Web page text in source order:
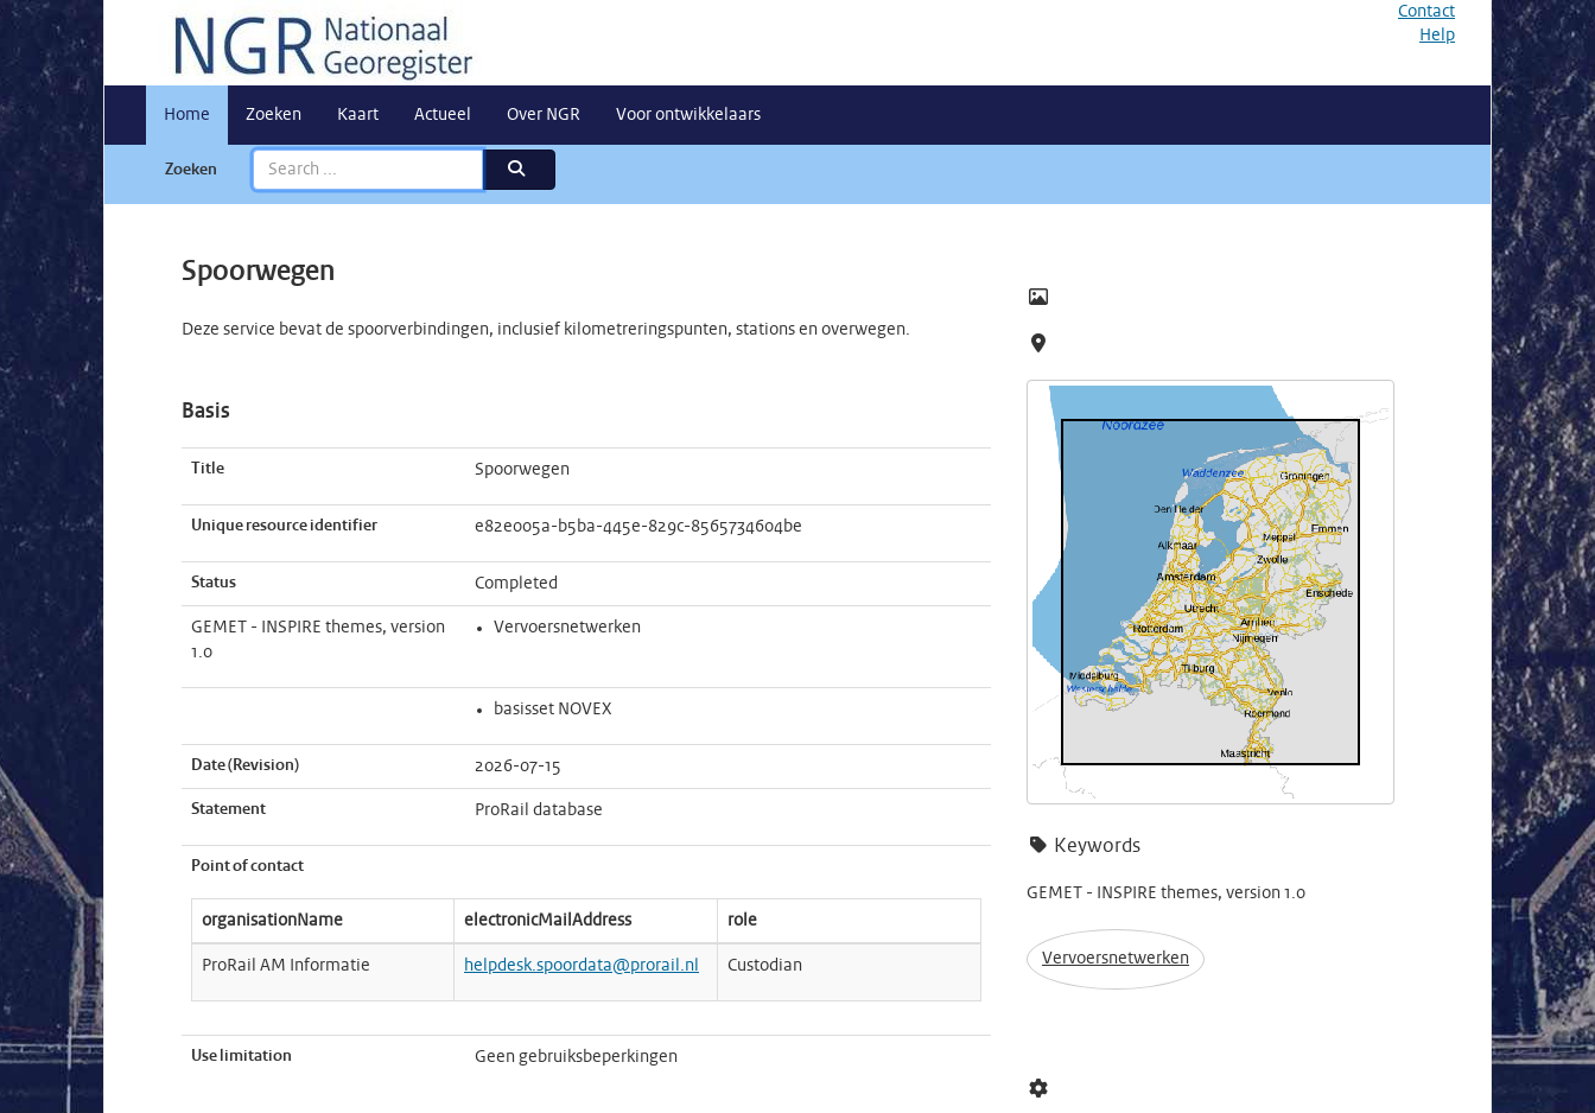
Contact
Help
Home Zoeken Kaart Actueel Over NGR Voor ontwikkelaars
Zoeken
Spoorwegen
Deze service bevat de spoorverbindingen, inclusief kilometreringspunten, stations en overwegen.
Basis
Title Spoorwegen
Unique resource identifier e82e005a-b5ba-445e-829c-8565734604be
Status Completed
GEMET - INSPIRE themes, version
1.0
Vervoersnetwerken
basisset NOVEX
Date (Revision) 2026-07-15
Statement ProRail database
Point of contact
organisationName electronicMailAddress role
ProRail AM Informatie helpdesk.spoordata@prorail.nl Custodian
Use limitation Geen gebruiksbeperkingen
Keywords
GEMET - INSPIRE themes, version 1.0
Vervoersnetwerken